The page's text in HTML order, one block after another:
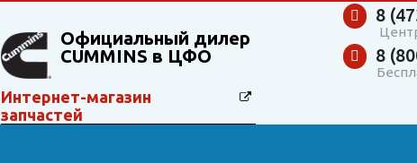
Официальный дилер
CUMMINS в ЦФО
Интернет-магазин
запчастей
8
8